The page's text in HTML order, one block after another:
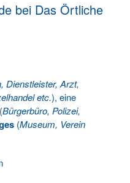
bei Das Örtliche
Dienstleister, Arzt,
etc.), eine
(Bürgerbüro, Polizei,
(Museum, Verein